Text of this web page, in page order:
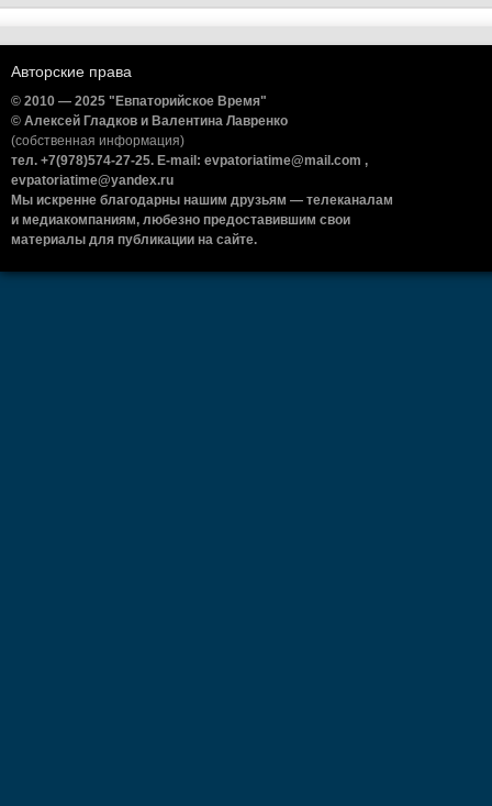
Авторские права
© 2010 — 2025 "Евпаторийское Время"
© Алексей Гладков и Валентина Лавренко
(собственная информация)
тел. +7(978)574-27-25. E-mail: evpatoriatime@mail.com ,
evpatoriatime@yandex.ru
Мы искренне благодарны нашим друзьям — телеканалам
и медиакомпаниям, любезно предоставившим свои
материалы для публикации на сайте.